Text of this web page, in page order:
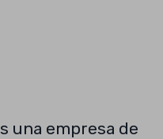
una empresa de